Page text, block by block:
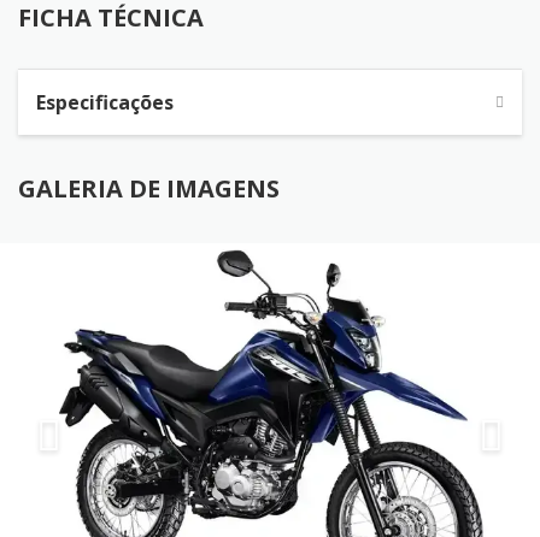
FICHA TÉCNICA
Especificações
GALERIA DE IMAGENS